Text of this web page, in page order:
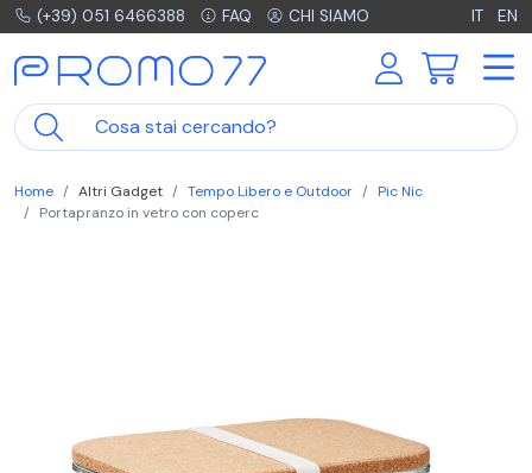
(+39) 051 6466388 FAQ CHI SIAMO IT EN
Home Altri Gadget Tempo Libero e Outdoor
Pic Nic
Portapranzo in vetro con coperc